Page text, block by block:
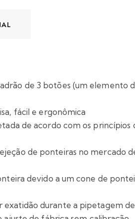
de 3 botões (um elemento
fácil e ergonômica
de acordo com os
de ponteiras no mercado
devido a um cone de
durante a pipetagem